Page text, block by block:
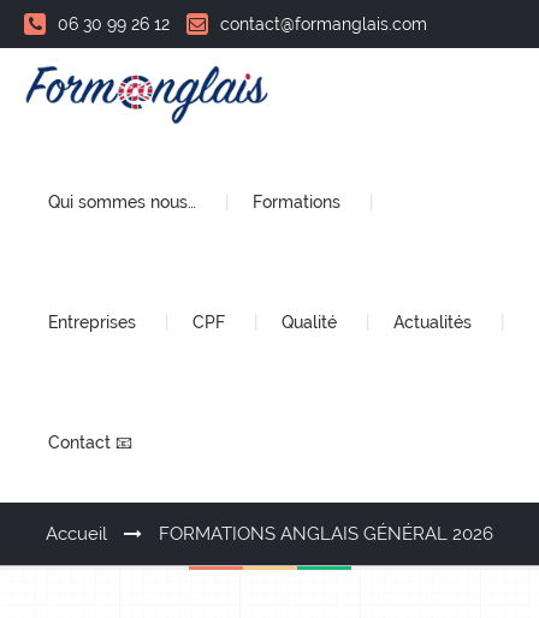
06 30 99 26 12 contact@formanglais.com
Qui sommes nous… Formations
Entreprises CPF Qualité Actualités
Contact 📧
Accueil FORMATIONS ANGLAIS GÉNÉRAL 2026